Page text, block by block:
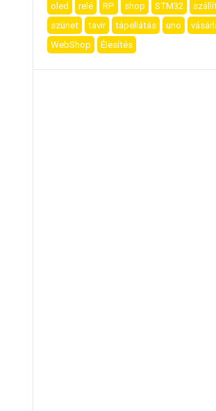
oled
relé RP shop STM32
szünet
tavir tápellátás uno
WebShop
Élesítés